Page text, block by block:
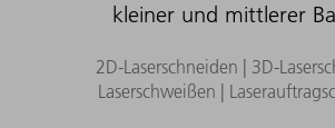
kleiner und mittlerer
2D-Laserschneiden | 3D-
Laserschweißen |